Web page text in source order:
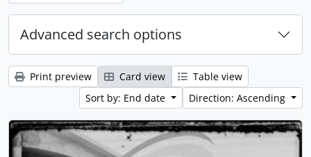
Advanced search options
Print preview Card view
Table view
Sort by: End date
Direction: Ascending